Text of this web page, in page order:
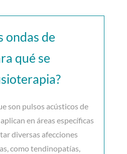
ondas de
qué se
son pulsos acústicos de
en áreas específicas
diversas afecciones
como tendinopatías,